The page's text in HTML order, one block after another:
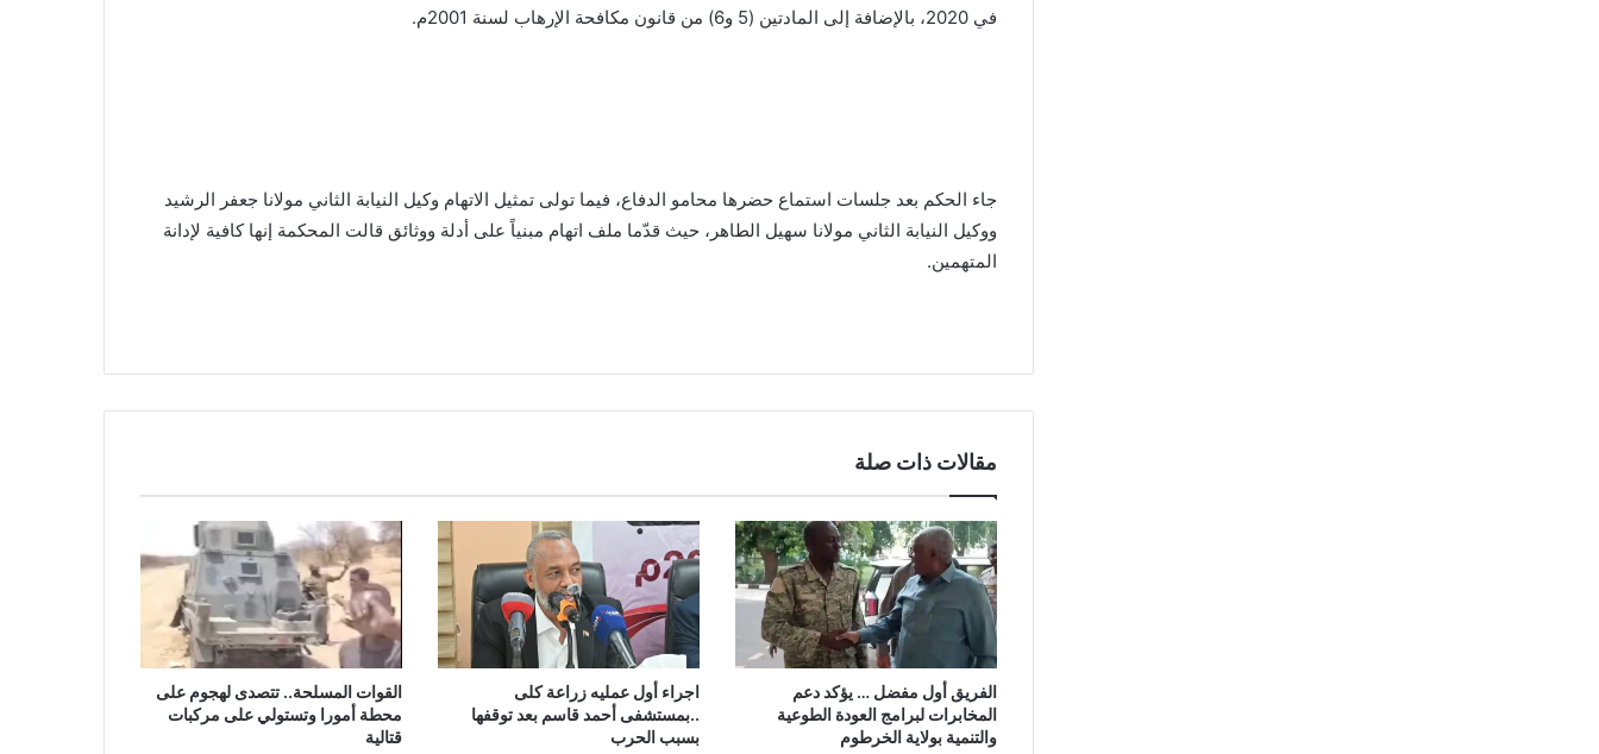
في 2020، بالإضافة إلى المادتين (5 و6) من قانون مكافحة الإرهاب لسنة 2001م.
جاء الحكم بعد جلسات استماع حضرها محامو الدفاع، فيما تولى تمثيل الاتهام وكيل النيابة الثاني مولانا جعفر الرشيد
ووكيل النيابة الثاني مولانا سهيل الطاهر، حيث قدّما ملف اتهام مبنياً على أدلة ووثائق قالت المحكمة إنها كافية لإدانة
المتهمين.
مقالات ذات صلة
الفريق أول مفضل … يؤكد دعم
المخابرات لبرامج العودة الطوعية
والتنمية بولاية الخرطوم
اجراء أول عمليه زراعة كلى
..بمستشفى أحمد قاسم بعد توقفها
بسبب الحرب
القوات المسلحة.. تتصدى لهجوم على
محطة أمورا وتستولي على مركبات
قتالية